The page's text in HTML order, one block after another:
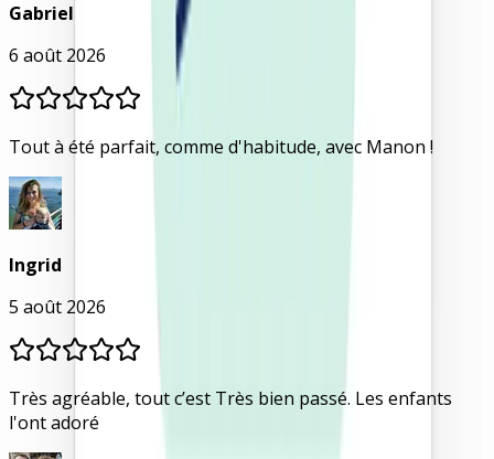
Gabriel
6 août 2026
Tout à été parfait, comme d'habitude, avec Manon !
Ingrid
5 août 2026
Très agréable, tout c’est Très bien passé. Les enfants
l'ont adoré